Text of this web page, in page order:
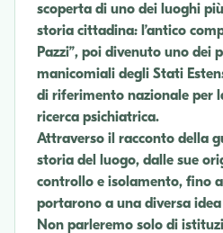
scoperta di uno dei luoghi
storia cittadina: l’antico
Pazzi”, poi divenuto uno dei
manicomiali degli Stati
di riferimento nazionale per
ricerca psichiatrica.
Attraverso il racconto della
storia del luogo, dalle sue
controllo e isolamento, fino
portarono a una diversa
Non parleremo solo di